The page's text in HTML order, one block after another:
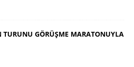
GÖRÜŞME MARATONUYLA